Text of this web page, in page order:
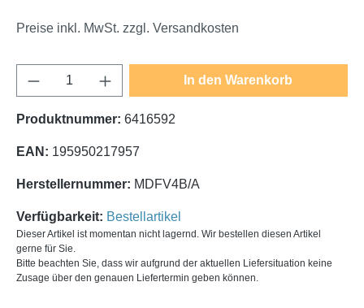
Preise inkl. MwSt. zzgl. Versandkosten
Produkt Anzahl: Gib den gewünschten
In den Warenkorb
Produktnummer: 6416592
EAN: 195950217957
Herstellernummer: MDFV4B/A
Verfügbarkeit: Bestellartikel
Dieser Artikel ist momentan nicht lagernd. Wir bestellen diesen Artikel
gerne für Sie.
Bitte beachten Sie, dass wir aufgrund der aktuellen Liefersituation keine
Zusage über den genauen Liefertermin geben können.